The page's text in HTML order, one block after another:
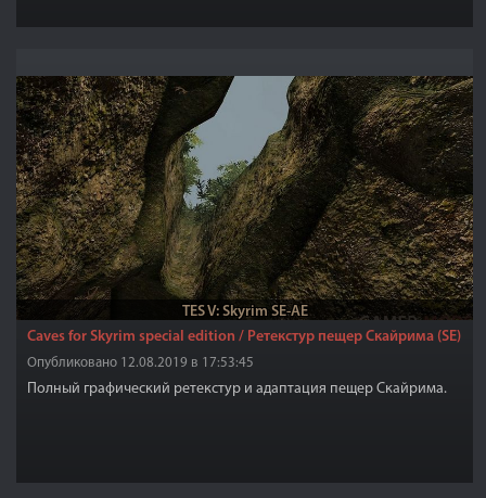
TES V: Skyrim SE-AE
Caves for Skyrim special edition / Ретекстур пещер Скайрима (SE)
Опубликовано 12.08.2019 в 17:53:45
Полный графический ретекстур и адаптация пещер Скайрима.